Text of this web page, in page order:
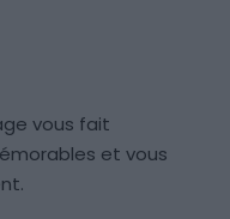
vous fait
et vous